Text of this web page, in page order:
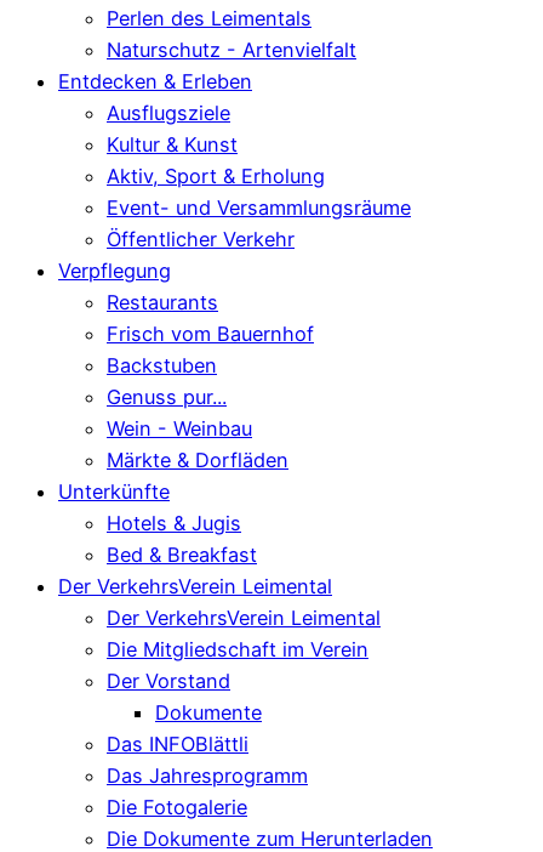
Perlen des Leimentals
Naturschutz - Artenvielfalt
Entdecken & Erleben
Ausflugsziele
Kultur & Kunst
Aktiv, Sport & Erholung
Event- und Versammlungsräume
Öffentlicher Verkehr
Verpflegung
Restaurants
Frisch vom Bauernhof
Backstuben
Genuss pur...
Wein - Weinbau
Märkte & Dorfläden
Unterkünfte
Hotels & Jugis
Bed & Breakfast
Der VerkehrsVerein Leimental
Der VerkehrsVerein Leimental
Die Mitgliedschaft im Verein
Der Vorstand
Dokumente
Das INFOBlättli
Das Jahresprogramm
Die Fotogalerie
Die Dokumente zum Herunterladen